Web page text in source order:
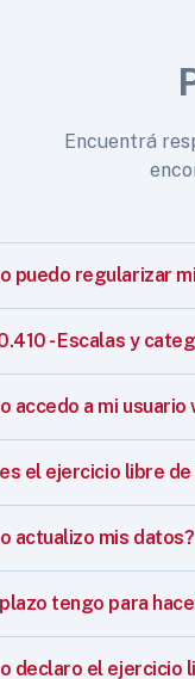
Encuentrá
puedo regularizar
- Escalas y
accedo a mi usuario
el ejercicio libre
actualizo mis datos?
tengo para
declaro el ejercicio